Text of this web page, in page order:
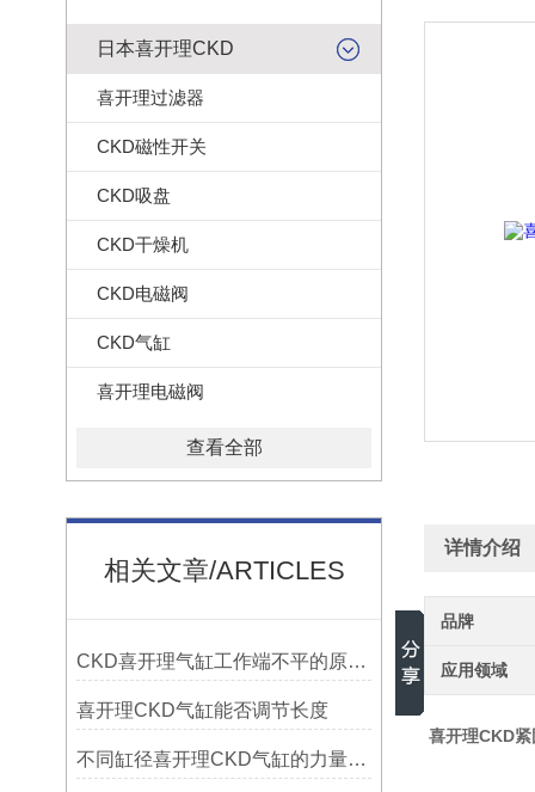
日本喜开理CKD
喜开理过滤器
CKD磁性开关
CKD吸盘
CKD干燥机
CKD电磁阀
CKD气缸
喜开理电磁阀
查看全部
相关文章/ARTICLES
CKD喜开理气缸工作端不平的原因？
喜开理CKD气缸能否调节长度
不同缸径喜开理CKD气缸的力量大小
详情介绍
品牌
应用领域
喜开理CKD